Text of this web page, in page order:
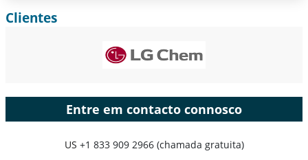
Ampliar a cobertura regional e por país, Análise de segmentos,
Clientes
Entre em contacto connosco
US +1 833 909 2966 (chamada gratuita)